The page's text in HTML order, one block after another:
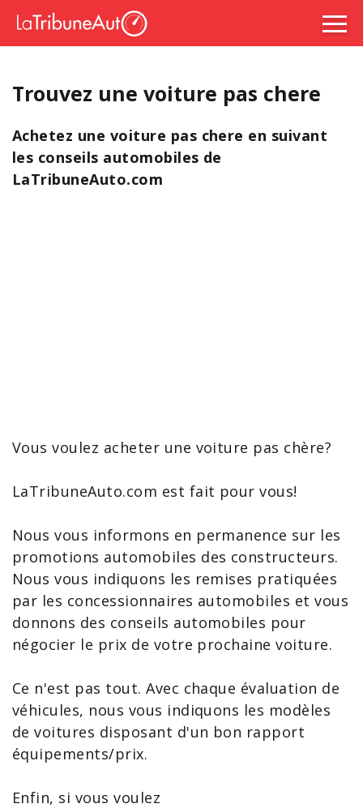
Trouvez une voiture pas chere
Achetez une voiture pas chere en suivant
les conseils automobiles de
LaTribuneAuto.com
Vous voulez acheter une voiture pas chère?
LaTribuneAuto.com est fait pour vous!
Nous vous informons en permanence sur les
promotions automobiles des constructeurs.
Nous vous indiquons les remises pratiquées
par les concessionnaires automobiles et vous
donnons des conseils automobiles pour
négocier le prix de votre prochaine voiture.
Ce n'est pas tout. Avec chaque évaluation de
véhicules, nous vous indiquons les modèles
de voitures disposant d'un bon rapport
équipements/prix.
Enfin, si vous voulez